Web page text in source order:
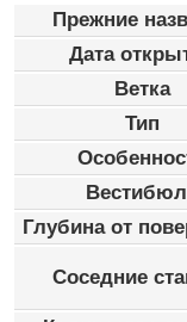
Прежние
Дата
Ветка
Тип
Глубина от
Соседние